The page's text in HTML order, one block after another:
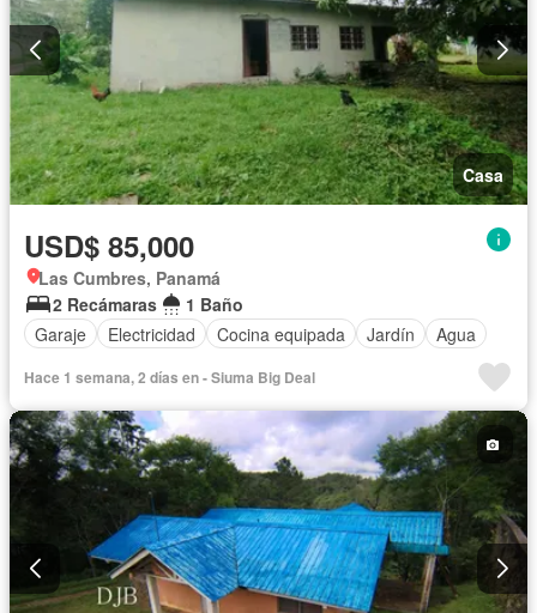
Casa
USD$ 85,000
Las Cumbres, Panamá
2 Recámaras
1 Baño
Garaje
Electricidad Cocina equipada Jardín Agua
Hace 1 semana, 2 días en - Siuma Big Deal